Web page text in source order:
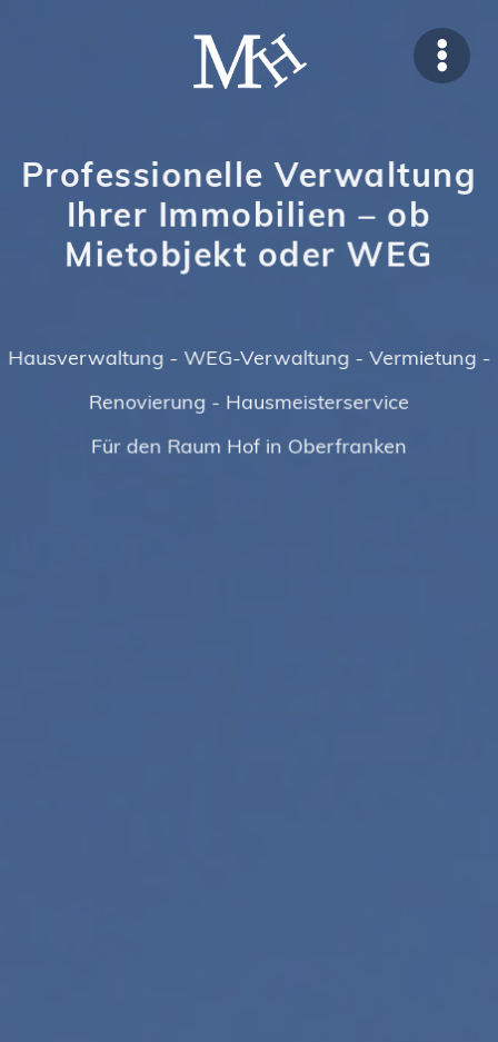
Professionelle Verwaltung
Ihrer Immobilien – ob
Mietobjekt oder WEG
Hausverwaltung - WEG-Verwaltung - Vermietung -
Renovierung - Hausmeisterservice
Für den Raum Hof in Oberfranken